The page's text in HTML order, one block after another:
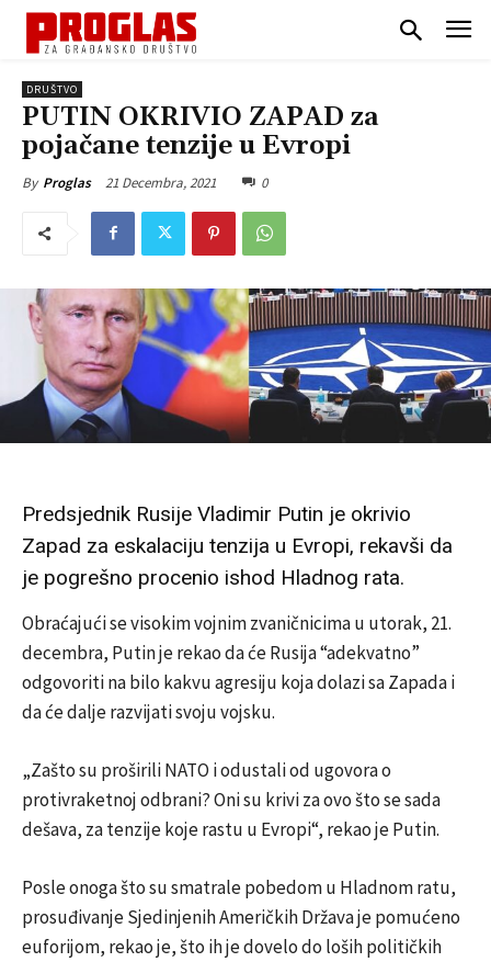
DRUŠTVO
PUTIN OKRIVIO ZAPAD za
pojačane tenzije u Evropi
By Proglas 21 Decembra, 2021 0
Predsjednik Rusije Vladimir Putin je okrivio
Zapad za eskalaciju tenzija u Evropi, rekavši da
je pogrešno procenio ishod Hladnog rata.
Obraćajući se visokim vojnim zvaničnicima u utorak, 21.
decembra, Putin je rekao da će Rusija “adekvatno”
odgovoriti na bilo kakvu agresiju koja dolazi sa Zapada i
da će dalje razvijati svoju vojsku.
„Zašto su proširili NATO i odustali od ugovora o
protivraketnoj odbrani? Oni su krivi za ovo što se sada
dešava, za tenzije koje rastu u Evropi“, rekao je Putin.
Posle onoga što su smatrale pobedom u Hladnom ratu,
prosuđivanje Sjedinjenih Američkih Država je pomućeno
euforijom, rekao je, što ih je dovelo do loših političkih